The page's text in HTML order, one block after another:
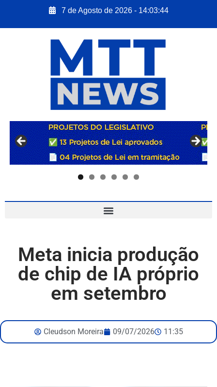
7 de Agosto de 2026 - 14:03:45
Meta inicia produção
de chip de IA próprio
em setembro
Cleudson Moreira 09/07/2026 11:35